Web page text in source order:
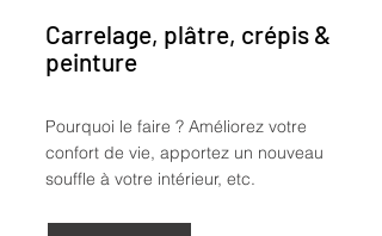
Carrelage, plâtre, crépis &
peinture
Pourquoi le faire ? Améliorez votre
confort de vie, apportez un nouveau
souffle à votre intérieur, etc.